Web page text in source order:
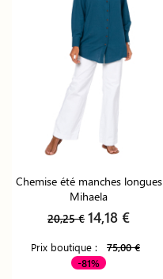
Chemise été manches longues
Mihaela
20,25 € 14,18 €
Prix boutique :
75,00 €
-81%